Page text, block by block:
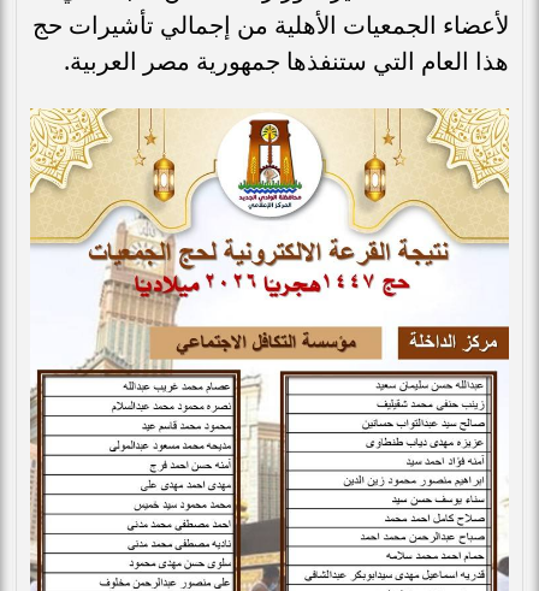
لأعضاء الجمعيات الأهلية من إجمالي تأشيرات حج
هذا العام التي ستنفذها جمهورية مصر العربية.